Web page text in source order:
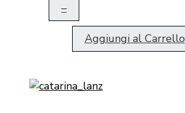
–
Aggiungi al Carrello